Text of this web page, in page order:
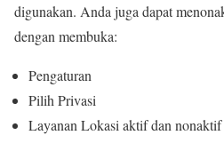
digunakan. Anda juga dapat
dengan membuka:
Pengaturan
Pilih Privasi
Layanan Lokasi aktif dan nonaktif